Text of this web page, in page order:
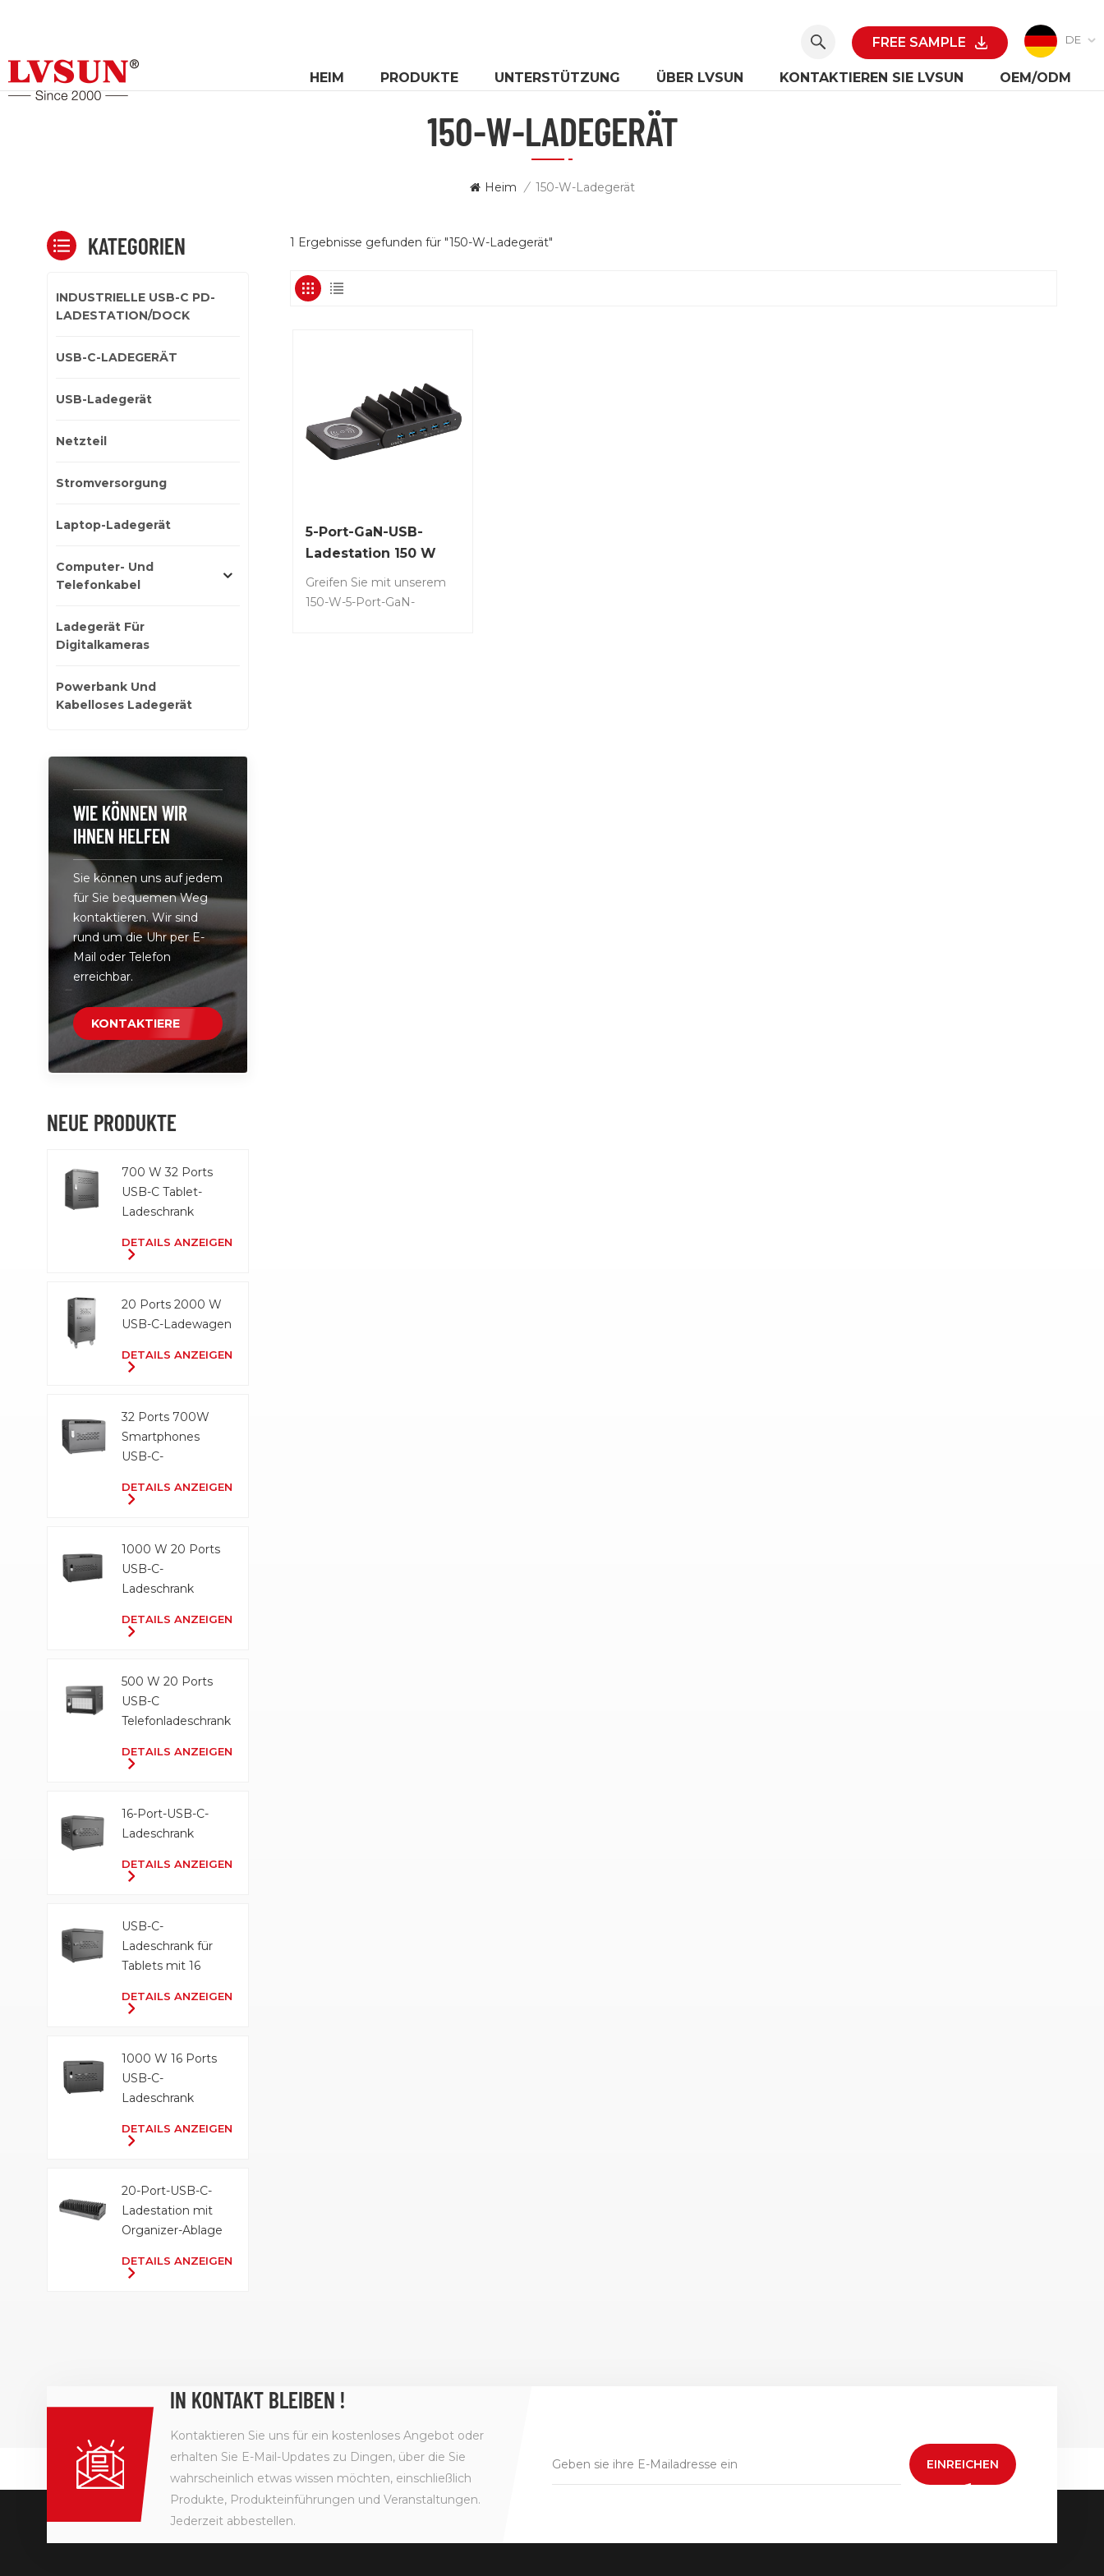
DE
FREE SAMPLE
HEIM PRODUKTE UNTERSTÜTZUNG ÜBER LVSUN KONTAKTIEREN SIE LVSUN OEM/ODM
150-W-LADEGERÄT
Heim / 150-W-Ladegerät
1 Ergebnisse gefunden für "150-W-Ladegerät"
5-Port-GaN-USB-
Ladestation 150 W
Greifen Sie mit unserem
150-W-5-Port-GaN-
KATEGORIEN
INDUSTRIELLE USB-C PD-
LADESTATION/DOCK
USB-C-LADEGERÄT
USB-Ladegerät
Netzteil
Stromversorgung
Laptop-Ladegerät
Computer- Und
Telefonkabel
Ladegerät Für
Digitalkameras
Powerbank Und
Kabelloses Ladegerät
WIE KÖNNEN WIR
IHNEN HELFEN
Sie können uns auf jedem
für Sie bequemen Weg
kontaktieren. Wir sind
rund um die Uhr per E-
Mail oder Telefon
erreichbar.
KONTAKTIERE
UNS
NEUE PRODUKTE
700 W 32 Ports
USB-C Tablet-
Ladeschrank
DETAILS ANZEIGEN
20 Ports 2000 W
USB-C-Ladewagen
DETAILS ANZEIGEN
32 Ports 700W
Smartphones
USB-C-
DETAILS ANZEIGEN
1000 W 20 Ports
USB-C-
Ladeschrank
DETAILS ANZEIGEN
500 W 20 Ports
USB-C
Telefonladeschrank
DETAILS ANZEIGEN
16-Port-USB-C-
Ladeschrank
DETAILS ANZEIGEN
USB-C-
Ladeschrank für
Tablets mit 16
500 W
DETAILS ANZEIGEN
1000 W 16 Ports
USB-C-
Ladeschrank
DETAILS ANZEIGEN
20-Port-USB-C-
Ladestation mit
Organizer-Ablage
DETAILS ANZEIGEN
IN KONTAKT BLEIBEN !
Kontaktieren Sie uns für ein kostenloses Angebot oder
erhalten Sie E-Mail-Updates zu Dingen, über die Sie
wahrscheinlich etwas wissen möchten, einschließlich
Produkte, Produkteinführungen und Veranstaltungen.
Jederzeit abbestellen.
EINREICHEN